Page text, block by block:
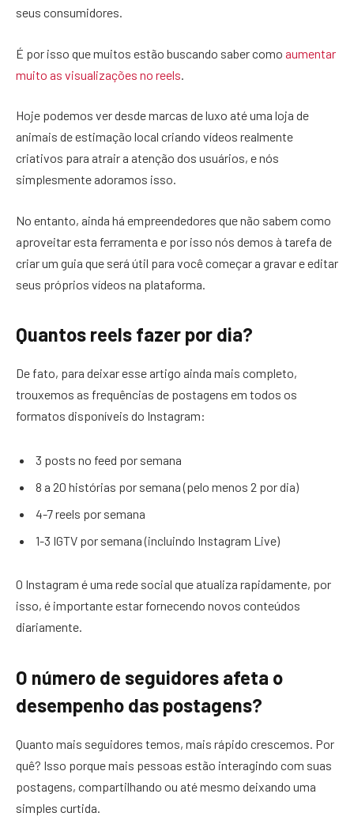
seus consumidores.
É por isso que muitos estão buscando saber como aumentar
muito as visualizações no reels
Hoje podemos ver desde marcas de luxo até uma loja de
animais de estimação local criando vídeos realmente
criativos para atrair a atenção dos usuários, e nós
simplesmente adoramos isso.
No entanto, ainda há empreendedores que não sabem como
aproveitar esta ferramenta e por isso nós demos à tarefa de
criar um guia que será útil para você começar a gravar e editar
seus próprios vídeos na plataforma.
Quantos reels fazer por dia?
De fato, para deixar esse artigo ainda mais completo,
trouxemos as frequências de postagens em todos os
formatos disponíveis do Instagram:
3 posts no feed por semana
8 a 20 histórias por semana (pelo menos 2 por dia)
4-7 reels por semana
1-3 IGTV por semana (incluindo Instagram Live)
O Instagram é uma rede social que atualiza rapidamente, por
isso, é importante estar fornecendo novos conteúdos
diariamente.
O número de seguidores afeta o
desempenho das postagens?
Quanto mais seguidores temos, mais rápido crescemos. Por
quê? Isso porque mais pessoas estão interagindo com suas
postagens, compartilhando ou até mesmo deixando uma
simples curtida.